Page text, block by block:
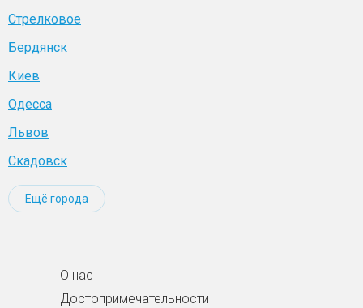
Стрелковое
Бердянск
Киев
Одесса
Львов
Скадовск
Ещё города
О нас
Достопримечательности